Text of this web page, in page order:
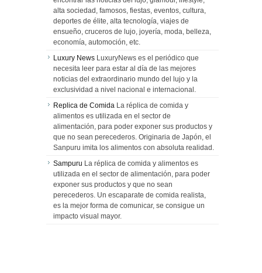
alta sociedad, famosos, fiestas, eventos, cultura,
deportes de élite, alta tecnología, viajes de
ensueño, cruceros de lujo, joyería, moda, belleza,
economía, automoción, etc.
Luxury News LuxuryNews es el periódico que
necesita leer para estar al día de las mejores
noticias del extraordinario mundo del lujo y la
exclusividad a nivel nacional e internacional.
Replica de Comida La réplica de comida y
alimentos es utilizada en el sector de
alimentación, para poder exponer sus productos y
que no sean perecederos. Originaria de Japón, el
Sanpuru imita los alimentos con absoluta realidad.
Sampuru La réplica de comida y alimentos es
utilizada en el sector de alimentación, para poder
exponer sus productos y que no sean
perecederos. Un escaparate de comida realista,
es la mejor forma de comunicar, se consigue un
impacto visual mayor.